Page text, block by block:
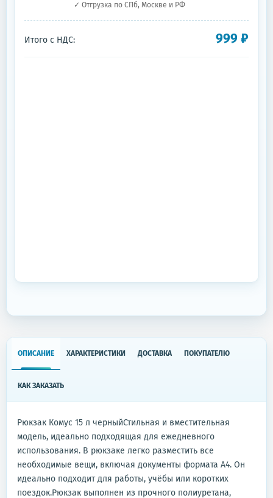
✓ Отгрузка по СПб, Москве и РФ
Итого с НДС: 999 ₽
ОПИСАНИЕ ХАРАКТЕРИСТИКИ ДОСТАВКА ПОКУПАТЕЛЮ
КАК ЗАКАЗАТЬ
Рюкзак Комус 15 л черныйСтильная и вместительная
модель, идеально подходящая для ежедневного
использования. В рюкзаке легко разместить все
необходимые вещи, включая документы формата A4. Он
идеально подходит для работы, учёбы или коротких
поездок.Рюкзак выполнен из прочного полиуретана,